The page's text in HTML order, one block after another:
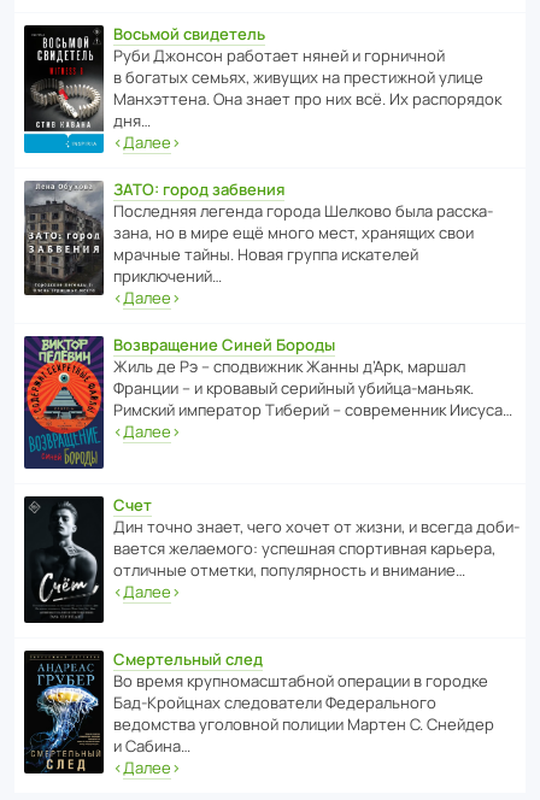
Восьмой свидетель
Руби Джонсон рабо­тает няней и горни­чной
в богатых семьях, живущих на прес­ти­жной улице
Манх­эт­тена. Она знает про них всё. Их распо­рядок
дня…
‹Далее›
ЗАТО: город забвения
После­дняя легенда города Шелково была расска­
зана, но в мире ещё много мест, хранящих свои
мрачные тайны. Новая группа иска­телей
приключений…
‹Далее›
Возвращение Синей Бороды
Жиль де Рэ – спод­ви­жник Жанны д’Арк, маршал
Франции – и кровавый серийный убийца-маньяк.
Римский импе­ратор Тиберий – совре­менник Иисуса…
‹Далее›
Счет
Дин точно знает, чего хочет от жизни, и всегда доби­
ва­ется жела­е­мого: успе­шная спор­ти­вная карьера,
отли­чные отметки, попу­ля­р­ность и внимание…
‹Далее›
Смертельный след
Во время круп­но­мас­ш­та­бной операции в городке
Бад‑Крой­цнах следо­ва­тели Феде­раль­ного
ведомства уголо­вной полиции Мартен С. Снейдер
и Сабина…
‹Далее›